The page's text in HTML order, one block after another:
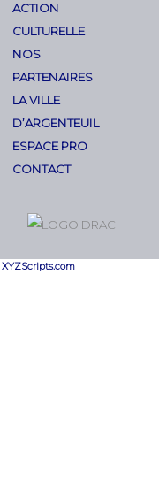
ACTION
CULTURELLE
NOS
PARTENAIRES
LA VILLE
D’ARGENTEUIL
ESPACE PRO
CONTACT
XYZScripts.com